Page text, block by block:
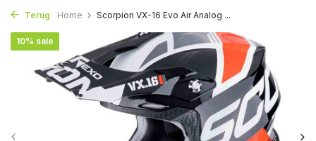
Terug Home Scorpion VX-16 Evo Air Analog ...
10% sale